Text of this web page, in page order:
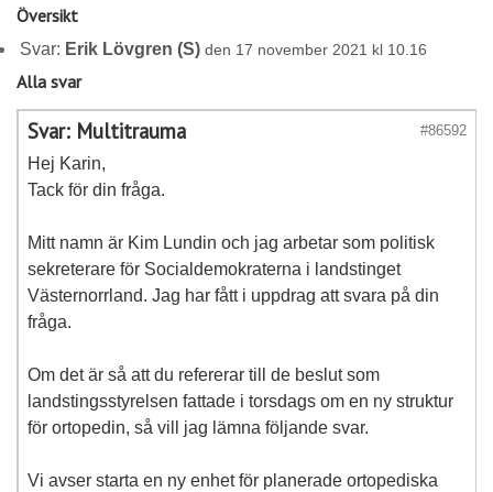
Översikt
Svar: Erik Lövgren (S) den 17 november 2021 kl 10.16
Alla svar
#86592
Svar: Multitrauma
Hej Karin,
Tack för din fråga.
Mitt namn är Kim Lundin och jag arbetar som politisk
sekreterare för Socialdemokraterna i landstinget
Västernorrland. Jag har fått i uppdrag att svara på din
fråga.
Om det är så att du refererar till de beslut som
landstingsstyrelsen fattade i torsdags om en ny struktur
för ortopedin, så vill jag lämna följande svar.
Vi avser starta en ny enhet för planerade ortopediska